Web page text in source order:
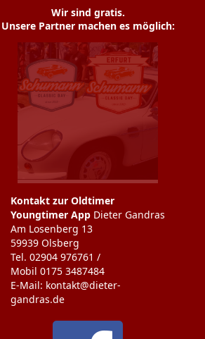
Wir sind gratis.
Unsere Partner machen es möglich:
Kontakt zur Oldtimer
Youngtimer App Dieter Gandras
Am Losenberg 13
59939 Olsberg
Tel. 02904 976761 /
Mobil 0175 3487484
E-Mail: kontakt@dieter-
gandras.de